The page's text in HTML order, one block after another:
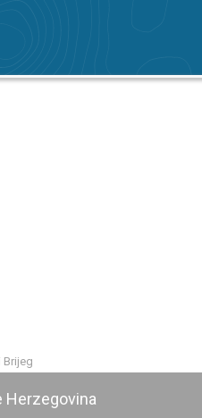
Herzegovina